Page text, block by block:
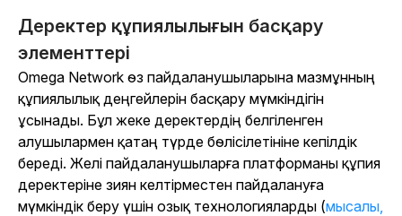
Деректер құпиялылығын басқару
элементтері
Omega Network өз пайдаланушыларына мазмұнның
құпиялылық деңгейлерін басқару мүмкіндігін
ұсынады. Бұл жеке деректердің белгіленген
алушылармен қатаң түрде бөлісілетініне кепілдік
береді. Желі пайдаланушыларға платформаны құпия
деректеріне зиян келтірместен пайдалануға
мүмкіндік беру үшін озық технологияларды (мысалы,